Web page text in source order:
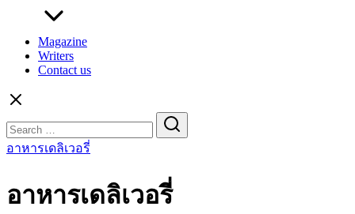
Magazine
Writers
Contact us
for:
อาหารเดลิเวอรี่
อาหารเดลิเวอรี่